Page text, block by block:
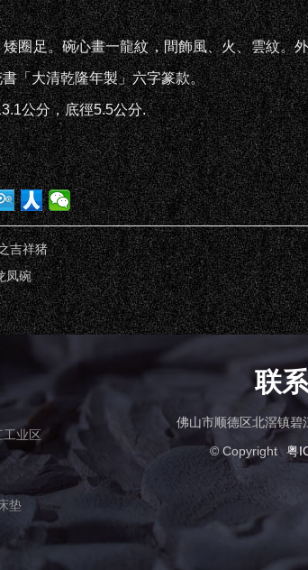
足。碗心畫一龍紋，間飾風、火、雲紋。外
「大清乾隆年製」六字篆款。
公分，底徑5.5公分.
吉祥猪
凤碗
联
佛山市顺德区北滘镇碧
© Copyright 粤
工业区
垫